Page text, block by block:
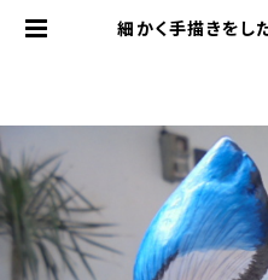
細かく手描きをし